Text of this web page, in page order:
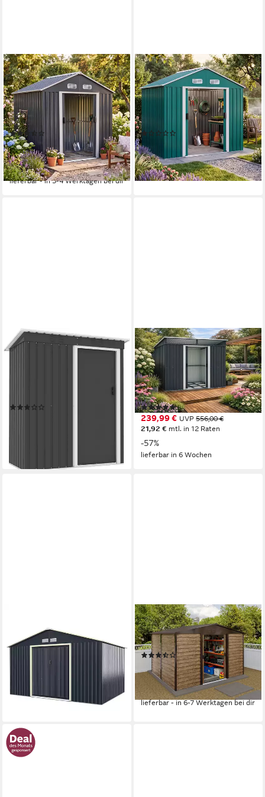
GARDEBRUK
Gerätehaus, BxT: 132x196
cm, XL Metall 2m² mit
Fundament 196x132x188cm
Schiebetür Anthrazit
186,95 €
219,95 €
17,07 €mtl. in 12 Raten
-15%
lieferbar - in 3-4 Werktagen bei dir
GARDEBRUK
Gerätehaus, BxT: 135x200
cm, XL Metall 4m³ mit
Fundament 200x135x190cm
Schiebetür Grün
219,95 €
20,09 €
mtl. in 12 Raten
lieferbar - in 3-4 Werktagen bei dir
KONIFERA
Gerätehaus Gartenhaus
(17)
KONIFERA
Gerätehaus PRIMA, BxT:
250x200 cm, wetterfest und
langlebig, nahezu
wartungsfrei
(1)
239,99 € UVP 556,00 €
21,92 € mtl. in 12 Raten
-57%
lieferbar in 6 Wochen
Gerätehaus, BxT: 340x255
cm, (1 St), abschließbar, mit 4
789,99 €
mtl. in 48 Raten
-28%
lieferbar - in 3-4 Werktagen bei dir
KONIFERA
Gerätehaus Metall, BxT:
278x197 cm, aus Stahl
(2)
336,99 € UVP640,00 €
16,74 €mtl. in 24 Raten
-47%
lieferbar - in 6-7 Werktagen bei dir